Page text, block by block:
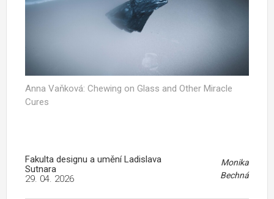
Anna Vaňková: Chewing on Glass and Other Miracle
Cures
Fakulta designu a umění Ladislava
Sutnara
Monika
Bechná
29. 04. 2026